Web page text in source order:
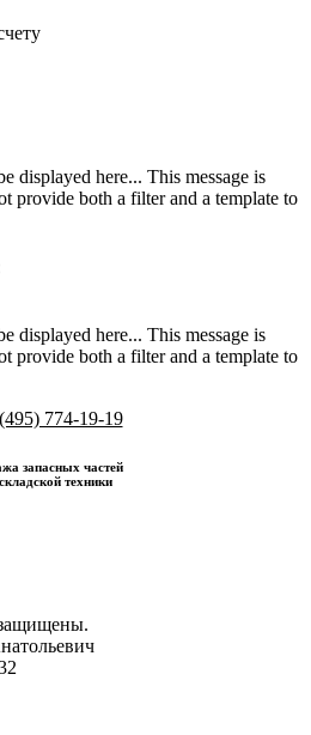
displayed here... This message is
provide both a filter and a template to
displayed here... This message is
provide both a filter and a template to
774-19-19
запасных частей
техники